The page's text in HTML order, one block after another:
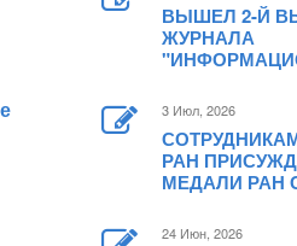
ВЫШЕЛ 2-Й
ЖУРНАЛА
3 Июл, 2026
РАН
МЕДАЛИ РАН
24 Июн, 2026